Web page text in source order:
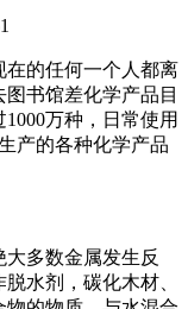
在的任何一个人都离
书馆差化学产品目
万种，日常使用
产的各种化学产品
多数金属发生反
水剂，碳化木材、